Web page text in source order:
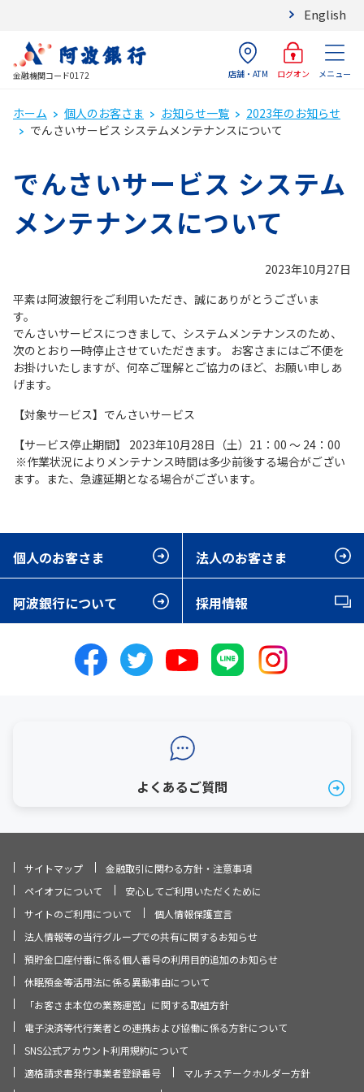
English
金融機関コード0172 店舗・ATM ログオン メニュー
ホーム 個人のお客さま お知らせ一覧
2023年のお知らせ
でんさいサービス システムメンテナンスについて
でんさいサービス システム
メンテナンスについて
2023年10月27日
平素は阿波銀行をご利用いただき、誠にありがとうございま
す。
でんさいサービスにつきまして、システムメンテナンスのため、
次のとおり一時停止させていただきます。 お客さまにはご不便を
お掛けいたしますが、何卒ご理解とご協力のほど、お願い申しあ
げます。
【対象サービス】でんさいサービス
【サービス停止期間】 2023年10月28日（土）21：00 ～ 24：00
※作業状況によりメンテナンス時間は多少前後する場合がござい
ます。また、急遽延期となる場合がございます。
個人のお客さま 法人のお客さま
阿波銀行について 採用情報
よくあるご質問
サイトマップ
金融取引に関わる方針・注意事項
ペイオフについて
安心してご利用いただくために
サイトのご利用について
個人情報保護宣言
法人情報等の当行グループでの共有に関するお知らせ
預貯金口座付番に係る個人番号の利用目的追加のお知らせ
休眠預金等活用法に係る異動事由について
「お客さま本位の業務運営」に関する取組方針
電子決済等代行業者との連携および協働に係る方針について
SNS公式アカウント利用規約について
適格請求書発行事業者登録番号
マルチステークホルダー方針